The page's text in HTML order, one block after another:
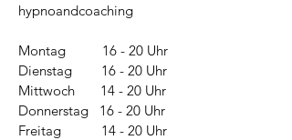
hypnoandcoaching
Montag 16 - 20 Uhr
Dienstag 16 - 20 Uhr
Mittwoch 14 - 20 Uhr
Donnerstag 16 - 20 Uhr
Freitag 14 - 20 Uhr